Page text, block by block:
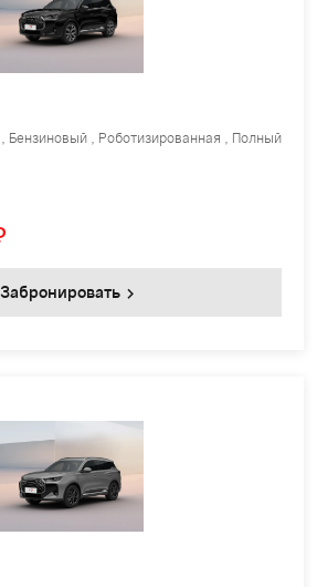
Бензиновый , Роботизированная , Полный
Забронировать